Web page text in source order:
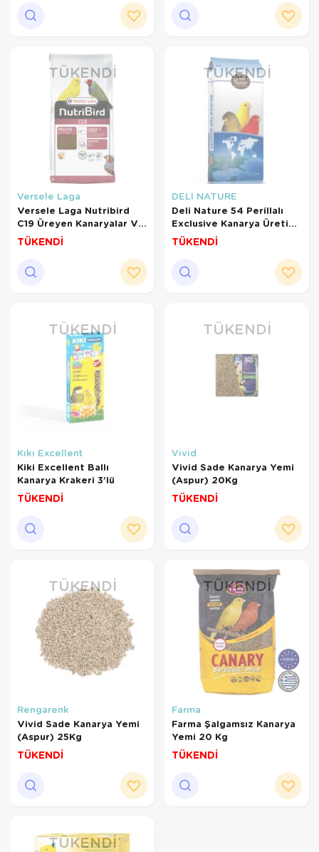
TÜKENDI
Versele Laga
Versele Laga Nutribird
C19 Üreyen Kanaryalar Ve
Finçler İçin Meyveli Pelet
Yem 10 Kg
TÜKENDİ
TÜKENDI
DELİ NATURE
Deli Nature 54 Perillalı
Exclusive Kanarya Üretim
Yemi 20Kg
TÜKENDİ
TÜKENDI
Kıkı Excellent
Kiki Excellent Ballı
Kanarya Krakeri 3’lü
TÜKENDİ
TÜKENDI
Vivid
Vivid Sade Kanarya Yemi
(Aspur) 20Kg
TÜKENDİ
TÜKENDI
Rengarenk
Vivid Sade Kanarya Yemi
(Aspur) 25Kg
TÜKENDİ
TÜKENDI
Farma
Farma Şalgamsız Kanarya
Yemi 20 Kg
TÜKENDİ
TÜKENDI